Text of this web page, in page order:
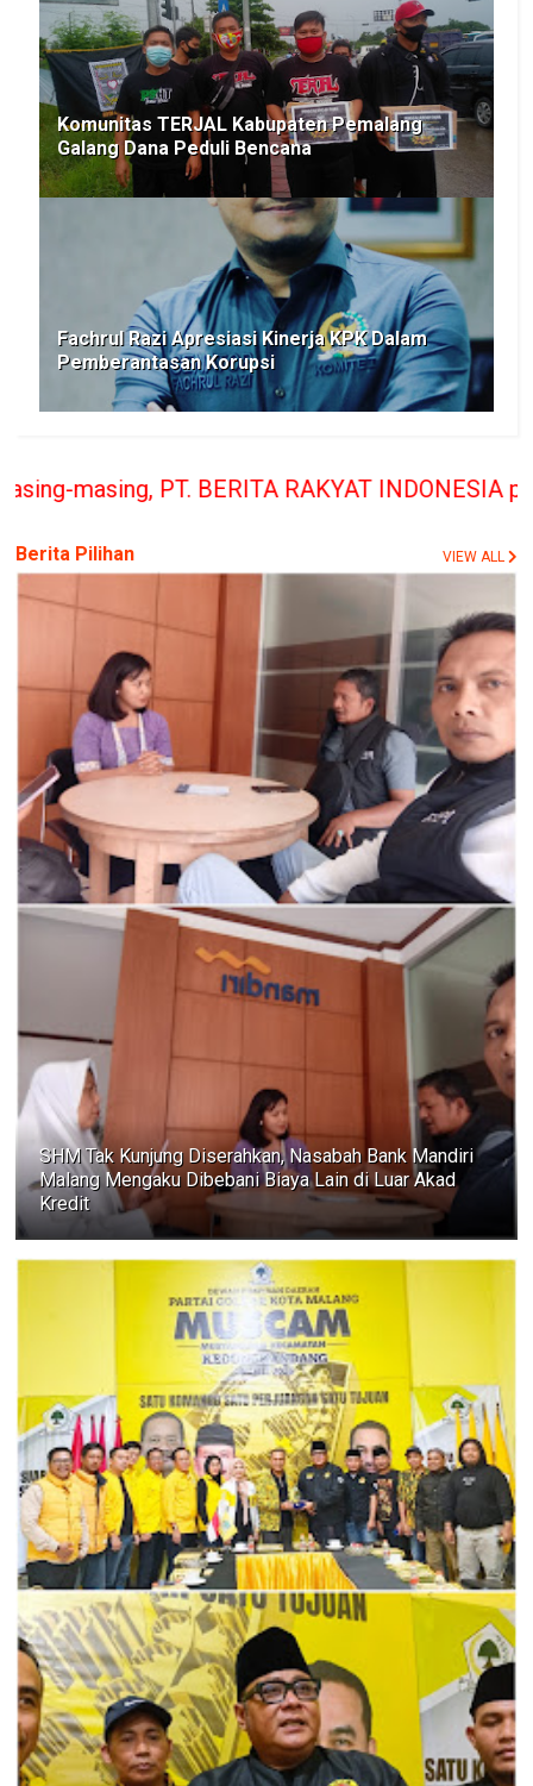
Komunitas TERJAL Kabupaten Pemalang
Galang Dana Peduli Bencana
Fachrul Razi Apresiasi Kinerja KPK Dalam
Pemberantasan Korupsi
BERITA RAKYAT INDONESIA penerbit Media
Berita Pilihan VIEW ALL
SHM Tak Kunjung Diserahkan, Nasabah Bank Mandiri
Malang Mengaku Dibebani Biaya Lain di Luar Akad
Kredit